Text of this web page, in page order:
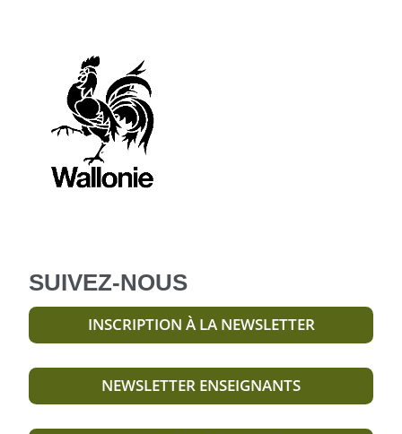
SUIVEZ-NOUS
INSCRIPTION À LA NEWSLETTER
NEWSLETTER ENSEIGNANTS